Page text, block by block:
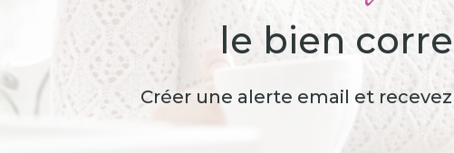
le bien
Créer une alerte email et